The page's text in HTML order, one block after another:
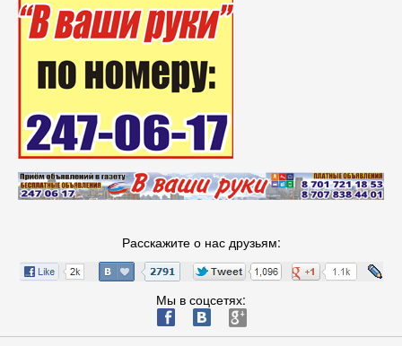
Расскажите о нас друзьям:
Мы в соцсетях:
ä æ è